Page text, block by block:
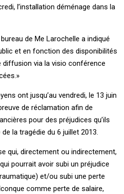
l’installation déménage dans la
de Me Larochelle a indiqué
et en fonction des disponibilités
diffusion via la visio conférence
ont jusqu’au vendredi, le 13 juin
de réclamation afin de
pour des préjudices qu’ils
la tragédie du 6 juillet 2013.
qui, directement ou indirectement,
pourrait avoir subi un préjudice
et/ou subi une perte
comme perte de salaire,